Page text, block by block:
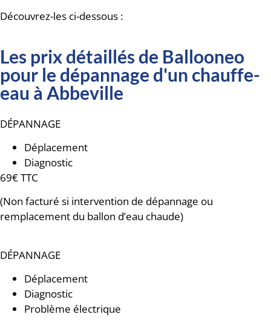
Découvrez-les ci-dessous :
Les prix détaillés de Ballooneo
pour le dépannage d'un chauffe-
eau à Abbeville
DÉPANNAGE
Déplacement
Diagnostic
69€ TTC
(Non facturé si intervention de dépannage ou
remplacement du ballon d’eau chaude)
DÉPANNAGE
Déplacement
Diagnostic
Problème électrique